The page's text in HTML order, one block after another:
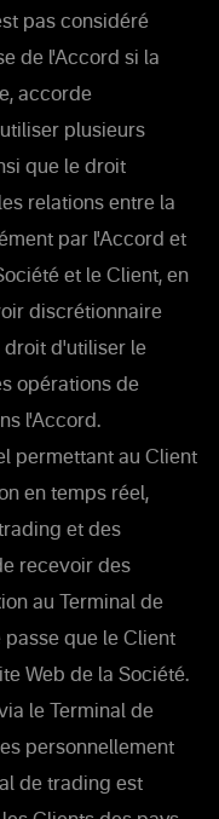
pas considéré
de l'Accord si la
accorde
plusieurs
que le droit
relations entre la
par l'Accord et
et le Client, en
discrétionnaire
droit d'utiliser le
opérations de
l'Accord.
permettant au Client
en temps réel,
et des
recevoir des
au Terminal de
que le Client
Web de la Société.
le Terminal de
personnellement
de trading est